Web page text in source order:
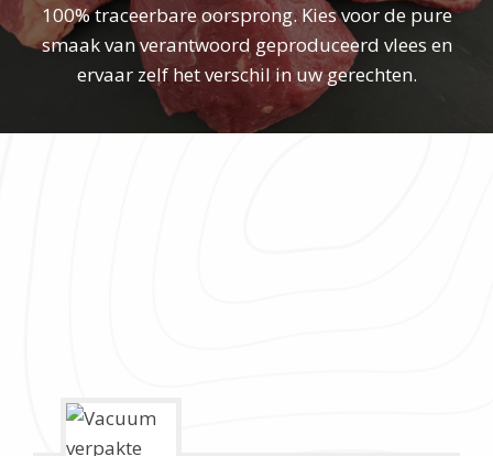
100% traceerbare oorsprong. Kies voor de pure
smaak van verantwoord geproduceerd vlees en
ervaar zelf het verschil in uw gerechten.